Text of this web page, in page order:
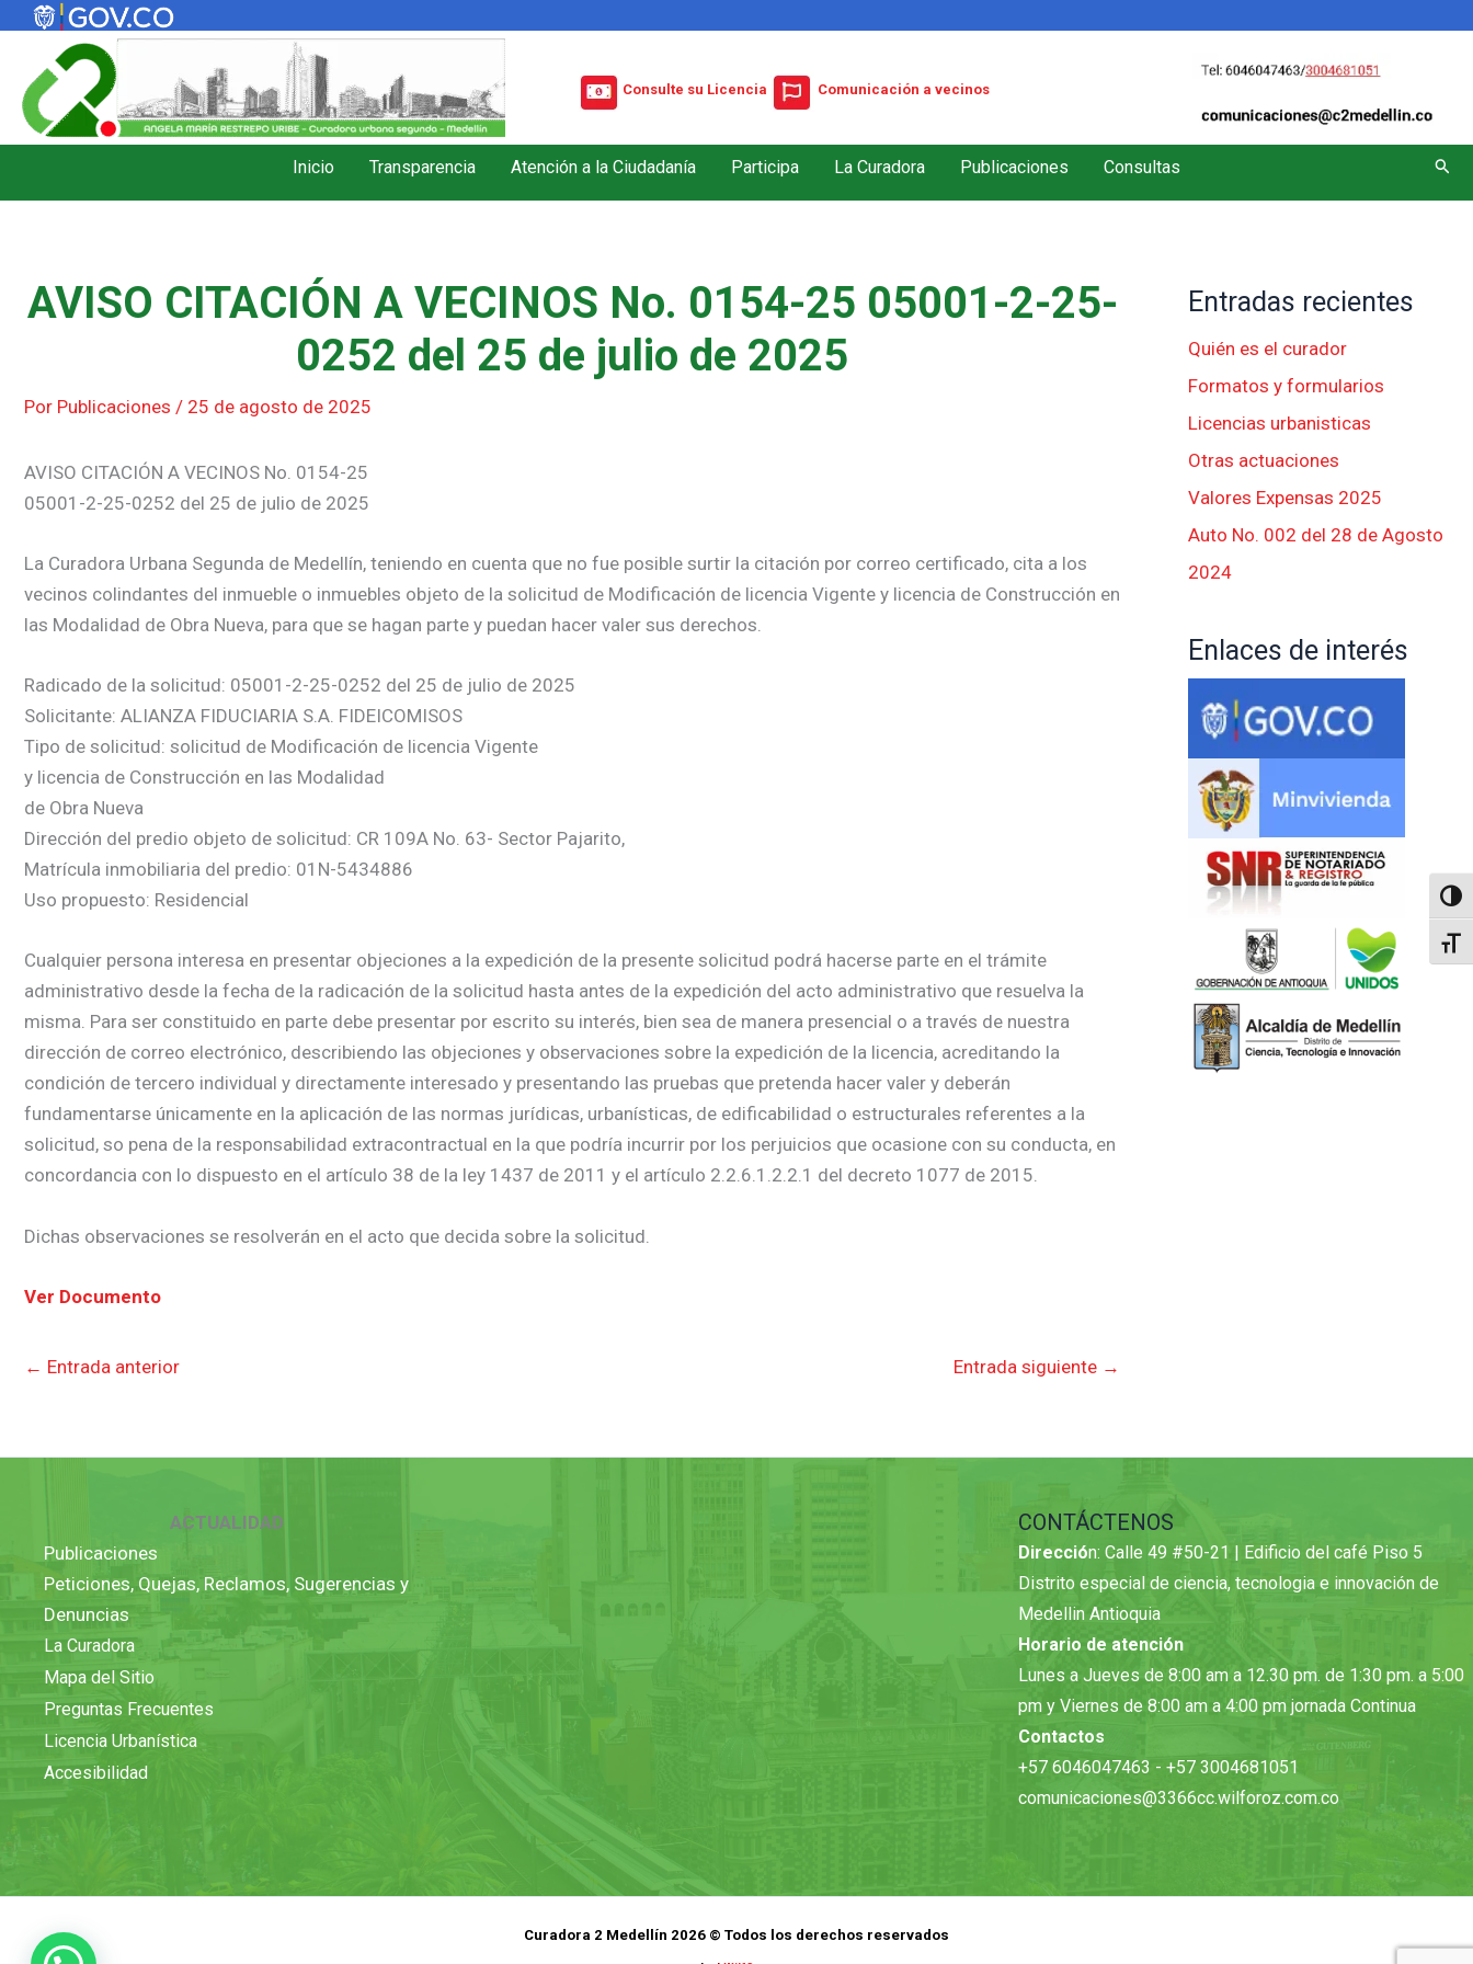
contenido
Consulte su Licencia Comunicación a vecinos
Inicio Transparencia Atención a la Ciudadanía Participa La Curadora Publicaciones Consultas
AVISO CITACIÓN A VECINOS No. 0154-25 05001-2-25-
0252 del 25 de julio de 2025
Por Publicaciones / 25 de agosto de 2025
AVISO CITACIÓN A VECINOS No. 0154-25
05001-2-25-0252 del 25 de julio de 2025
La Curadora Urbana Segunda de Medellín, teniendo en cuenta que no fue posible surtir la citación por correo certificado, cita a los
vecinos colindantes del inmueble o inmuebles objeto de la solicitud de Modificación de licencia Vigente y licencia de Construcción en
las Modalidad de Obra Nueva, para que se hagan parte y puedan hacer valer sus derechos.
Radicado de la solicitud: 05001-2-25-0252 del 25 de julio de 2025
Solicitante: ALIANZA FIDUCIARIA S.A. FIDEICOMISOS
Tipo de solicitud: solicitud de Modificación de licencia Vigente
y licencia de Construcción en las Modalidad
de Obra Nueva
Dirección del predio objeto de solicitud: CR 109A No. 63- Sector Pajarito,
Matrícula inmobiliaria del predio: 01N-5434886
Uso propuesto: Residencial
Cualquier persona interesa en presentar objeciones a la expedición de la presente solicitud podrá hacerse parte en el trámite
administrativo desde la fecha de la radicación de la solicitud hasta antes de la expedición del acto administrativo que resuelva la
misma. Para ser constituido en parte debe presentar por escrito su interés, bien sea de manera presencial o a través de nuestra
dirección de correo electrónico, describiendo las objeciones y observaciones sobre la expedición de la licencia, acreditando la
condición de tercero individual y directamente interesado y presentando las pruebas que pretenda hacer valer y deberán
fundamentarse únicamente en la aplicación de las normas jurídicas, urbanísticas, de edificabilidad o estructurales referentes a la
solicitud, so pena de la responsabilidad extracontractual en la que podría incurrir por los perjuicios que ocasione con su conducta, en
concordancia con lo dispuesto en el artículo 38 de la ley 1437 de 2011 y el artículo 2.2.6.1.2.2.1 del decreto 1077 de 2015.
Dichas observaciones se resolverán en el acto que decida sobre la solicitud.
Ver Documento
← Entrada anterior Entrada siguiente →
Entradas recientes
Quién es el curador
Formatos y formularios
Licencias urbanisticas
Otras actuaciones
Valores Expensas 2025
Auto No. 002 del 28 de Agosto
2024
Enlaces de interés
ACTUALIDAD
Publicaciones
Peticiones, Quejas, Reclamos, Sugerencias y
Denuncias
La Curadora
Mapa del Sitio
Preguntas Frecuentes
Licencia Urbanística
Accesibilidad
CONTÁCTENOS
Dirección: Calle 49 #50-21 | Edificio del café Piso 5
Distrito especial de ciencia, tecnologia e innovación de
Medellin Antioquia
Horario de atención
Lunes a Jueves de 8:00 am a 12.30 pm. de 1:30 pm. a 5:00
pm y Viernes de 8:00 am a 4:00 pm jornada Continua
Contactos
+57 6046047463 - +57 3004681051
comunicaciones@3366cc.wilforoz.com.co
Curadora 2 Medellín 2026 © Todos los derechos reservados